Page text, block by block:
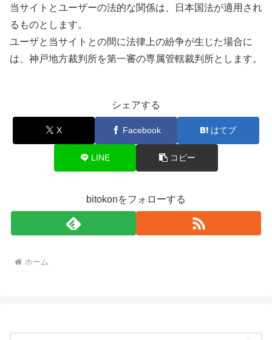
当サイトとユーザーの法的な関係は、日本国法が適用され
るものとします。
ユーザと当サイトとの間に法律上の紛争が生じた場合に
は、神戸地方裁判所を第一審の専属管轄裁判所とします。
シェアする
X Facebook はてブ
LINE コピー
bitokonをフォローする
ホーム